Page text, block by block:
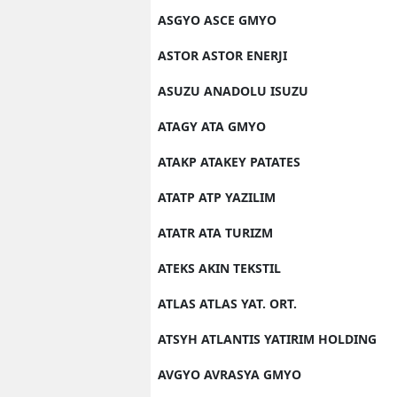
ASGYO ASCE GMYO
ASTOR ASTOR ENERJI
ASUZU ANADOLU ISUZU
ATAGY ATA GMYO
ATAKP ATAKEY PATATES
ATATP ATP YAZILIM
ATATR ATA TURIZM
ATEKS AKIN TEKSTIL
ATLAS ATLAS YAT. ORT.
ATSYH ATLANTIS YATIRIM HOLDING
AVGYO AVRASYA GMYO